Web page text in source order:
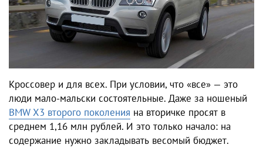
Кроссовер и для всех. При условии, что «все» — это
люди мало-мальски состоятельные. Даже за ношеный
BMW X3 второго поколения на вторичке просят в
среднем 1,16 млн рублей. И это только начало: на
содержание нужно закладывать весомый бюджет.